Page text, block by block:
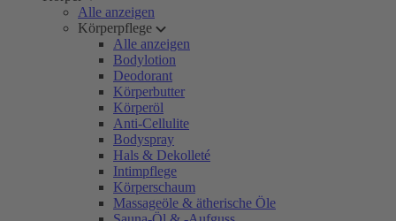
Alle anzeigen
Körperpflege
Alle anzeigen
Bodylotion
Deodorant
Körperbutter
Körperöl
Anti-Cellulite
Bodyspray
Hals & Dekolleté
Intimpflege
Körperschaum
Massageöle & ätherische Öle